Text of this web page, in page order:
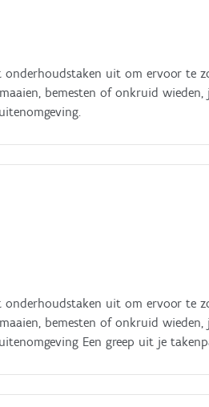
onderhoudstaken uit om ervoor te
bemesten of onkruid
onderhoudstaken uit om ervoor te
bemesten of onkruid
Een greep uit je